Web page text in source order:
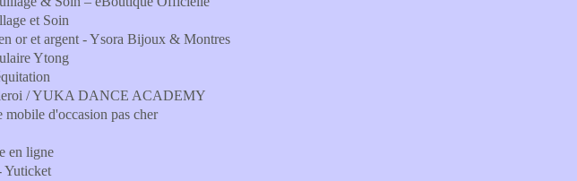
et Soin
or et argent - Ysora Bijoux & Montres
Ytong
/ YUKA DANCE ACADEMY
d'occasion pas cher
en ligne
Yuticket